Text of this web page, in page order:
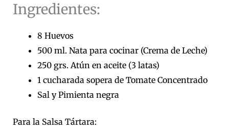
Ingredientes:
8 Huevos
500 ml. Nata para cocinar (Crema de Leche)
250 grs. Atún en aceite (3 latas)
1 cucharada sopera de Tomate Concentrado
Sal y Pimienta negra
Para la Salsa Tártara: